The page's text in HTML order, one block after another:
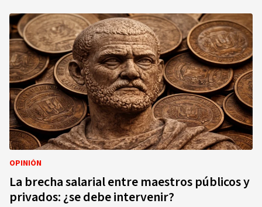
OPINIÓN
La brecha salarial entre maestros públicos y
privados: ¿se debe intervenir?